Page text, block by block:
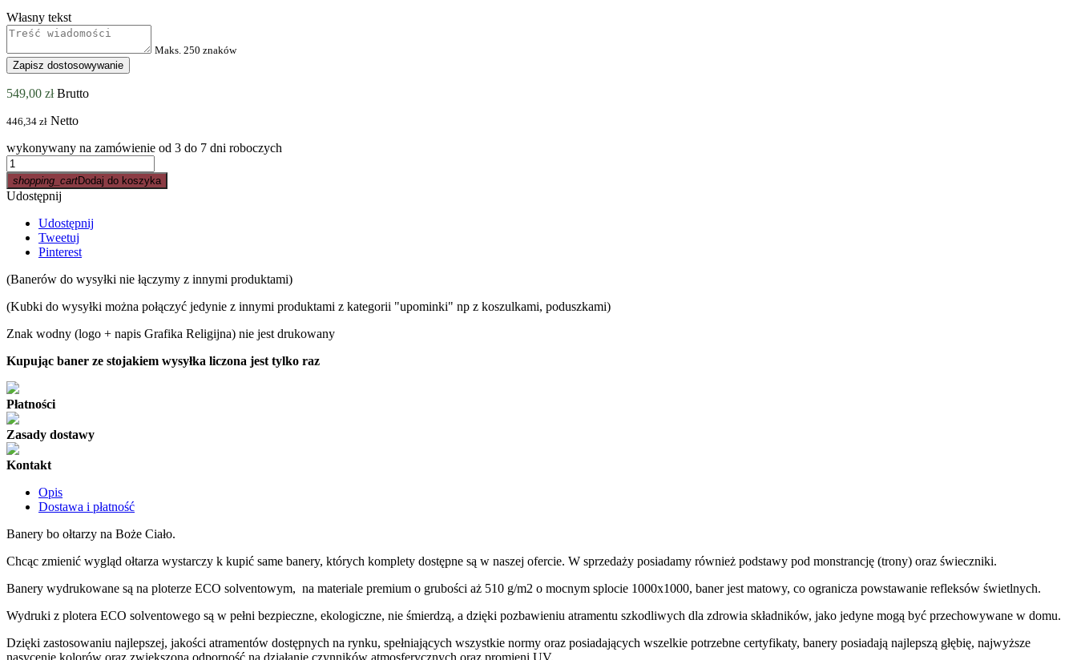
Własny tekst
Maks. 250 znaków
Zapisz dostosowywanie
549,00 złBrutto
446,34 zł Netto
wykonywany na zamówienie od 3 do 7 dni roboczych
shopping_cartDodaj do koszyka
Udostępnij
Udostępnij
Tweetuj
Pinterest
(Banerów do wysyłki nie łączymy z innymi produktami)
(Kubki do wysyłki można połączyć jedynie z innymi produktami z kategorii "upominki" np z koszulkami, poduszkami)
Znak wodny (logo + napis Grafika Religijna) nie jest drukowany
Kupując baner ze stojakiem wysyłka liczona jest tylko raz
Płatności
Zasady dostawy
Kontakt
Opis
Dostawa i płatność
Banery bo ołtarzy na Boże Ciało.
Chcąc zmienić wygląd ołtarza wystarczy k kupić same banery, których komplety dostępne są w naszej ofercie. W sprzedaży posiadamy również podstawy pod monstrancję (trony) oraz świeczniki.
Banery wydrukowane są na ploterze ECO solventowym, na materiale premium o grubości aż 510 g/m2 o mocnym splocie 1000x1000, baner jest matowy, co ogranicza powstawanie refleksów świetlnych.
Wydruki z plotera ECO solventowego są w pełni bezpieczne, ekologiczne, nie śmierdzą, a dzięki pozbawieniu atramentu szkodliwych dla zdrowia składników, jako jedyne mogą być przechowywane w domu.
Dzięki zastosowaniu najlepszej, jakości atramentów dostępnych na rynku, spełniających wszystkie normy oraz posiadających wszelkie potrzebne certyfikaty, banery posiadają najlepszą głębię, najwyższe
nasycenie kolorów oraz zwiększoną odporność na działanie czynników atmosferycznych oraz promieni UV.